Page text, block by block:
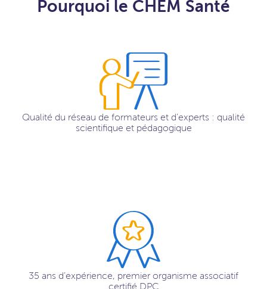
Pourquoi le CHEM Santé
Qualité du réseau de formateurs et d’experts : qualité
scientifique et pédagogique
35 ans d’expérience, premier organisme associatif
certifié DPC